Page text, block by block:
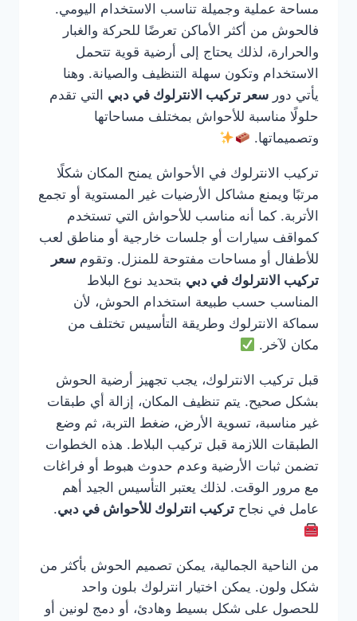
مساحة عملية وجميلة تناسب الاستخدام اليومي.
فالحوش من أكثر الأماكن تعرضًا للحركة والغبار
والحرارة، لذلك يحتاج إلى أرضية قوية تتحمل
الاستخدام وتكون سهلة التنظيف والصيانة. وهنا
يأتي دور سعر تركيب الانترلوك في دبي التي تقدم
حلولًا مناسبة للأحواش بمختلف مساحاتها
وتصميماتها.
تركيب الانترلوك في الأحواش يمنح المكان شكلًا
مرتبًا ويمنع مشاكل الأرضيات غير المستوية أو تجمع
الأتربة. كما أنه مناسب للأحواش التي تستخدم
كمواقف سيارات أو جلسات خارجية أو مناطق لعب
للأطفال أو مساحات مفتوحة للمنزل. وتقوم سعر
تركيب الانترلوك في دبي بتحديد نوع البلاط
المناسب حسب طبيعة استخدام الحوش، لأن
سماكة الانترلوك وطريقة التأسيس تختلف من
مكان لآخر.
قبل تركيب الانترلوك، يجب تجهيز أرضية الحوش
بشكل صحيح. يتم تنظيف المكان، إزالة أي طبقات
غير مناسبة، تسوية الأرض، ضغط التربة، ثم وضع
الطبقات اللازمة قبل تركيب البلاط. هذه الخطوات
تضمن ثبات الأرضية وعدم حدوث هبوط أو فراغات
مع مرور الوقت. لذلك يعتبر التأسيس الجيد أهم
عامل في نجاح تركيب انترلوك للأحواش في دبي.
من الناحية الجمالية، يمكن تصميم الحوش بأكثر من
شكل ولون. يمكن اختيار انترلوك بلون واحد
للحصول على شكل بسيط وهادئ، أو دمج لونين أو